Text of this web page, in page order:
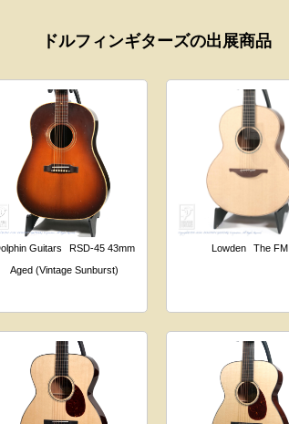
ドルフィンギターズの出展商品
Guitars
RSD-45 43mm
Aged (Vintage Sunburst)
Lowden The FM